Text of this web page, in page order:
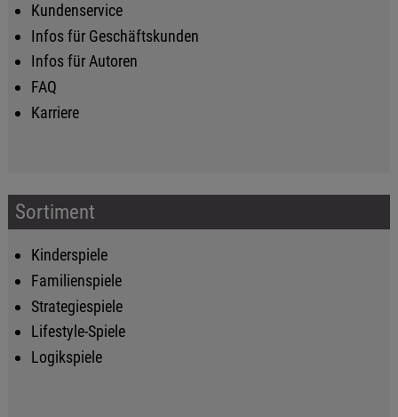
Kundenservice
Infos für Geschäftskunden
Infos für Autoren
FAQ
Karriere
Sortiment
Kinderspiele
Familienspiele
Strategiespiele
Lifestyle-Spiele
Logikspiele